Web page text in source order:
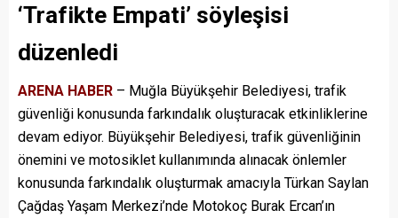
‘Trafikte Empati’ söyleşisi
düzenledi
ARENA HABER – Muğla Büyükşehir Belediyesi, trafik
güvenliği konusunda farkındalık oluşturacak etkinliklerine
devam ediyor. Büyükşehir Belediyesi, trafik güvenliğinin
önemini ve motosiklet kullanımında alınacak önlemler
konusunda farkındalık oluşturmak amacıyla Türkan Saylan
Çağdaş Yaşam Merkezi’nde Motokoç Burak Ercan’ın